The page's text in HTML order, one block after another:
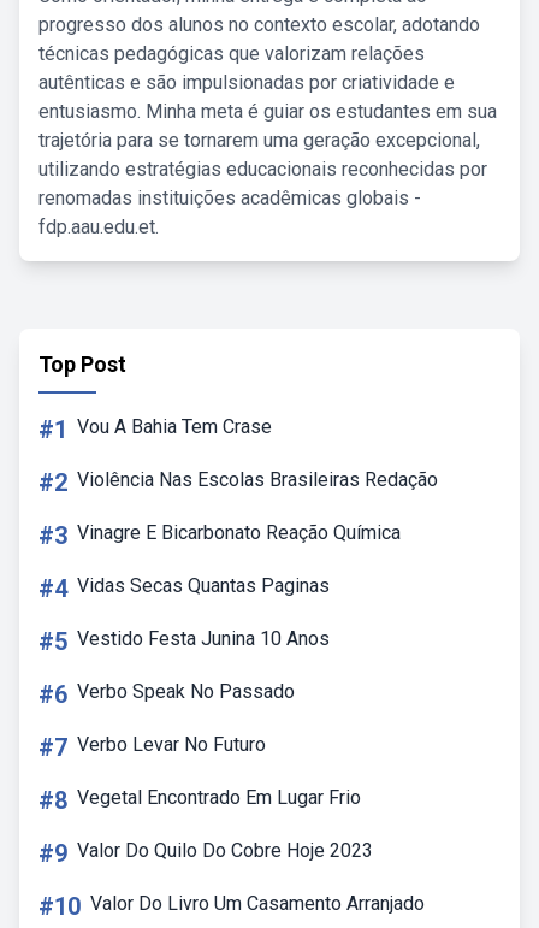
progresso dos alunos no contexto escolar, adotando
técnicas pedagógicas que valorizam relações
autênticas e são impulsionadas por criatividade e
entusiasmo. Minha meta é guiar os estudantes em sua
trajetória para se tornarem uma geração excepcional,
utilizando estratégias educacionais reconhecidas por
renomadas instituições acadêmicas globais -
fdp.aau.edu.et.
Top Post
#1 Vou A Bahia Tem Crase
#2 Violência Nas Escolas Brasileiras Redação
#3 Vinagre E Bicarbonato Reação Química
#4 Vidas Secas Quantas Paginas
#5 Vestido Festa Junina 10 Anos
#6 Verbo Speak No Passado
#7 Verbo Levar No Futuro
#8 Vegetal Encontrado Em Lugar Frio
#9 Valor Do Quilo Do Cobre Hoje 2023
#10 Valor Do Livro Um Casamento Arranjado